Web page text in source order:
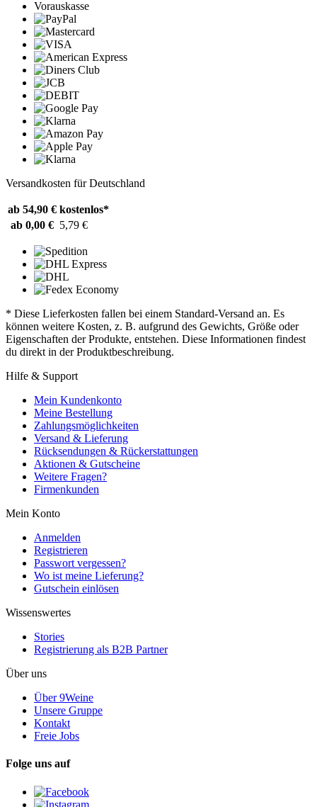
Vorauskasse
Versandkosten für Deutschland
ab 54,90 € kostenlos*
ab 0,00 € 5,79 €
* Diese Lieferkosten fallen bei einem Standard-Versand an. Es
können weitere Kosten, z. B. aufgrund des Gewichts, Größe oder
Eigenschaften der Produkte, entstehen. Diese Informationen findest
du direkt in der Produktbeschreibung.
Hilfe & Support
Mein Kundenkonto
Meine Bestellung
Zahlungsmöglichkeiten
Versand & Lieferung
Rücksendungen & Rückerstattungen
Aktionen & Gutscheine
Weitere Fragen?
Firmenkunden
Mein Konto
Anmelden
Registrieren
Passwort vergessen?
Wo ist meine Lieferung?
Gutschein einlösen
Wissenswertes
Stories
Registrierung als B2B Partner
Über uns
Über 9Weine
Unsere Gruppe
Kontakt
Freie Jobs
Folge uns auf